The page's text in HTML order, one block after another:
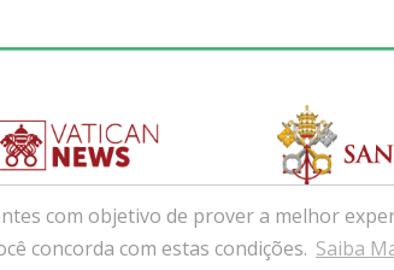
com objetivo de prover a melhor
concorda com estas condições. Saiba
Velho (RO)